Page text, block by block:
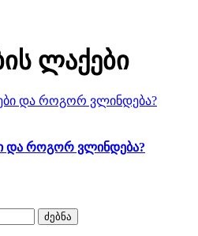
ლაქები
და როგორ ვლინდება?